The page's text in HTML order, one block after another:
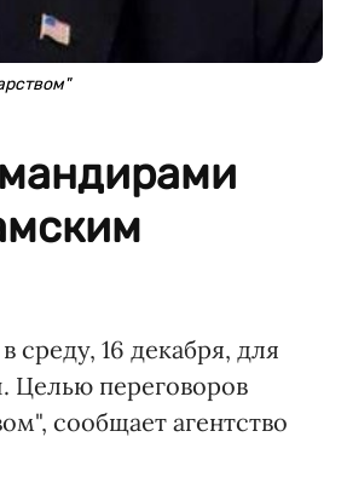
среду, 16 декабря, для
Целью переговоров
сообщает агентство